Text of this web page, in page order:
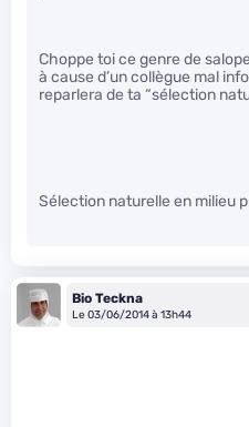
Choppe toi ce genre de
à cause d’un collègue mal
reparlera de ta “sélection
Sélection naturelle en milieu
Bio Teckna
Le 03/06/2014 à 13h44